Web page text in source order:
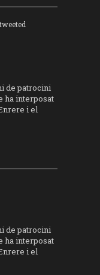
de patrocini
ha interposat
i el
de patrocini
ha interposat
i el